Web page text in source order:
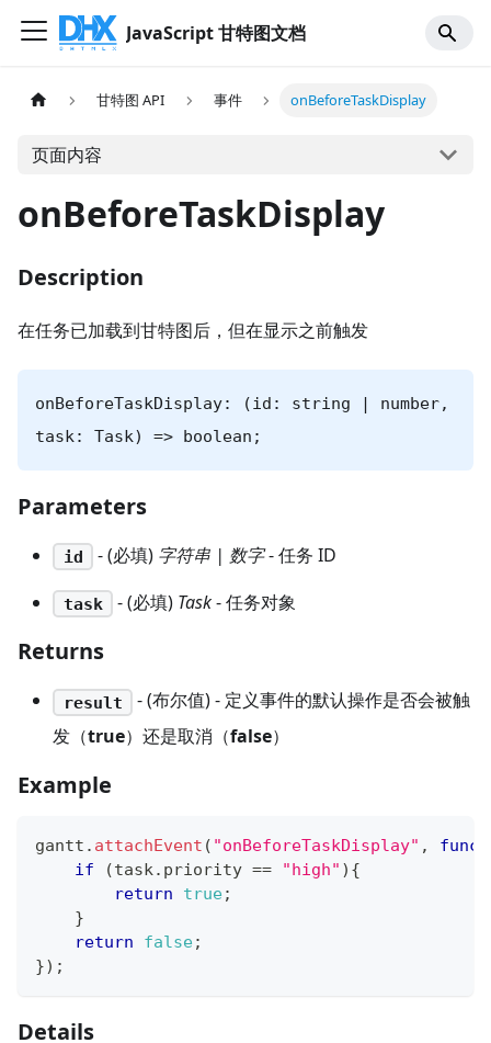
JavaScript 甘特图文档
甘特图 API 事件 onBeforeTaskDisplay
页面内容
onBeforeTaskDisplay
Description
在任务已加载到甘特图后，但在显示之前触发
onBeforeTaskDisplay: (id: string | number,
task: Task) => boolean;
Parameters
id - (必填) 字符串 | 数字- 任务 ID
task - (必填) Task- 任务对象
Returns
result
- (布尔值) - 定义事件的默认操作是否会被触
发（true）还是取消（false）
Example
gantt . attachEvent ( "onBeforeTaskDisplay" ,
if
(task. priority == "high" ) {
return
true;
}
return
false;
}) ;
Details